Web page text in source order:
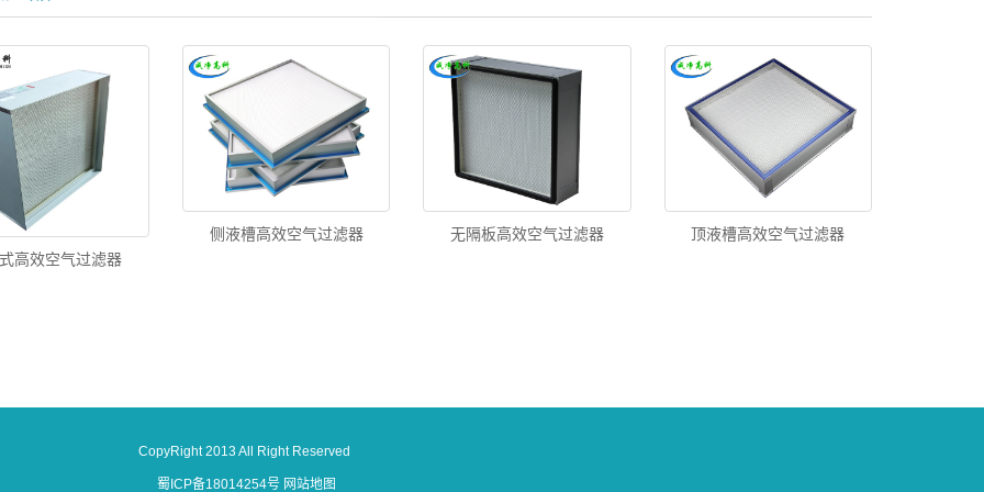
高效空气过滤器
侧液槽高效空气过滤器 无隔板高效空气过滤器 顶液槽高效空气过滤器
CopyRight 2013 All Right Reserved
蜀ICP备18014254号 网站地图